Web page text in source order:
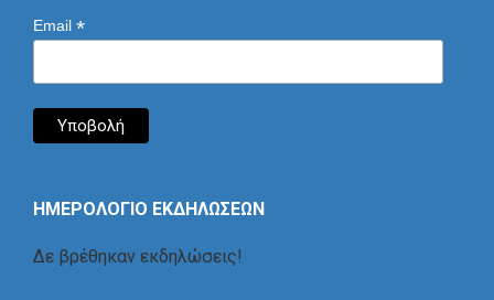
Email *
ΗΜΕΡΟΛΟΓΙΟ ΕΚΔΗΛΩΣΕΩΝ
Δε βρέθηκαν εκδηλώσεις!